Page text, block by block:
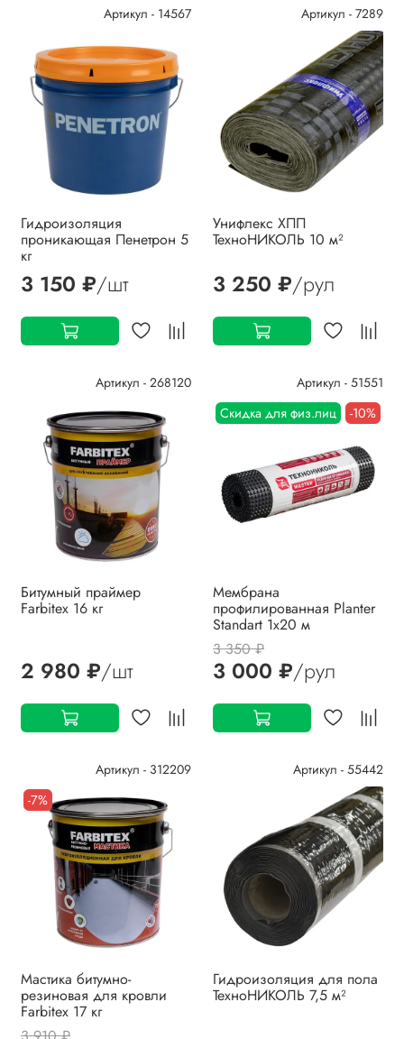
Артикул - 14567
Гидроизоляция
проникающая Пенетрон 5
кг
3 150 ₽/шт
Артикул - 7289
Унифлекс ХПП
ТехноНИКОЛЬ 10 м²
3 250 ₽/рул
Артикул - 268120
Битумный праймер
Farbitex 16 кг
2 980 ₽/шт
Артикул - 51551
Скидка для физ.лиц
-10%
Мембрана
профилированная Planter
Standart 1х20 м
3 350 ₽
3 000 ₽/рул
Артикул - 312209
-7%
Мастика битумно-
резиновая для кровли
Farbitex 17 кг
Артикул - 55442
Гидроизоляция для пола
ТехноНИКОЛЬ 7,5 м²